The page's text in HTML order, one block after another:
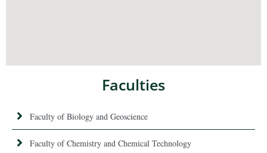
Faculties
Faculty of Biology and Geoscience
Faculty of Chemistry and Chemical Technology